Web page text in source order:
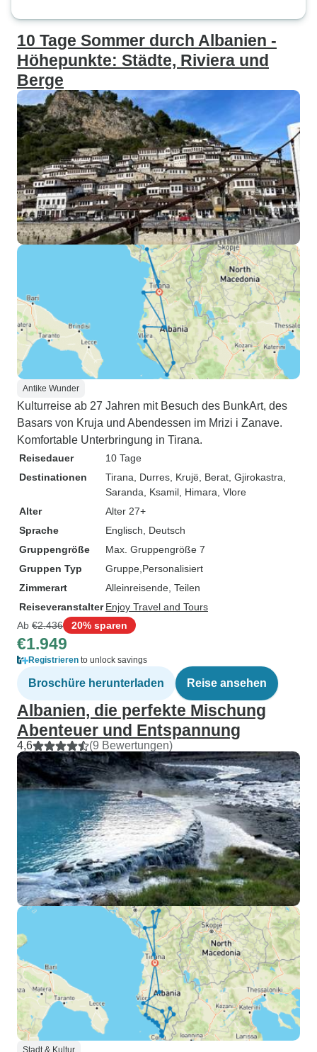
10 Tage Sommer durch Albanien -
Höhepunkte: Städte, Riviera und
Berge
Antike Wunder
Kulturreise ab 27 Jahren mit Besuch des BunkArt, des
Basars von Kruja und Abendessen im Mrizi i Zanave.
Komfortable Unterbringung in Tirana.
Reisedauer
10 Tage
Destinationen
Tirana , Durres , Krujë , Berat , Gjirokastra
Saranda , Ksamil , Himara , Vlore
Alter
Alter 27+
Sprache
Englisch, Deutsch
Gruppengröße
Max. Gruppengröße 7
Gruppen Typ
Gruppe Personalisiert
Zimmerart
Alleinreisende, Teilen
Reiseveranstalter Enjoy Travel and Tours
Ab €2.436 20% sparen
€1.949
Registrieren to unlock savings
Broschüre herunterladen Reise ansehen
Albanien, die perfekte Mischung
Abenteuer und Entspannung
4,6 (9 Bewertungen)
Stadt & Kultur